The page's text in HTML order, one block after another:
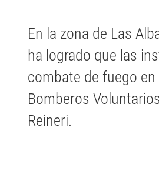
En la zona de Las
ha logrado que las
combate de fuego
Bomberos
Reineri.